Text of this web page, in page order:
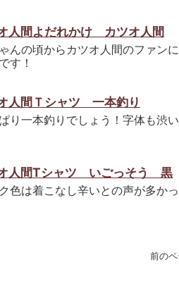
人間よだれかけ カツオ人間
んの頃からカツオ人間のファン
す！
人間Ｔシャツ 一本釣り
り一本釣りでしょう！字体も渋い
人間Tシャツ いごっそう 黒
色は着こなし辛いとの声が多か
前